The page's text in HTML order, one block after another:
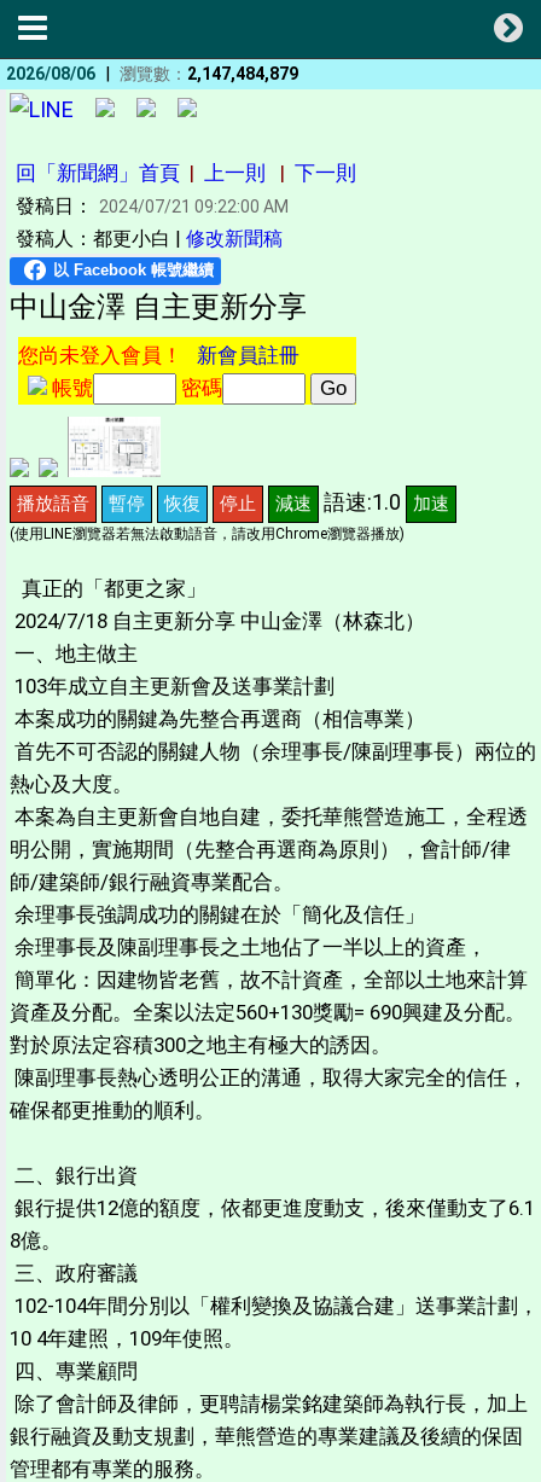
2026/08/06 | 瀏覽數： 2,147,484,879
回「新聞網」首頁 | 上一則 | 下一則
發稿日： 2024/07/21 09:22:00 AM
發稿人：都更小白 | 修改新聞稿
中山金澤 自主更新分享
您尚未登入會員！ 新會員註冊
帳號
密碼
播放語音 暫停 恢復 停止 減速 語速:1.0 加速
(使用LINE瀏覽器若無法啟動語音，請改用Chrome瀏覽器播放)
真正的「都更之家」
2024/7/18 自主更新分享 中山金澤（林森北）
一、地主做主
103年成立自主更新會及送事業計劃
本案成功的關鍵為先整合再選商（相信專業）
首先不可否認的關鍵人物（余理事長/陳副理事長）兩位的
熱心及大度。
本案為自主更新會自地自建，委托華熊營造施工，全程透
明公開，實施期間（先整合再選商為原則），會計師/律
師/建築師/銀行融資專業配合。
余理事長強調成功的關鍵在於「簡化及信任」
余理事長及陳副理事長之土地佔了一半以上的資產，
簡單化：因建物皆老舊，故不計資產，全部以土地來計算
資產及分配。全案以法定560+130獎勵= 690興建及分配。
對於原法定容積300之地主有極大的誘因。
陳副理事長熱心透明公正的溝通，取得大家完全的信任，
確保都更推動的順利。
二、銀行出資
銀行提供12億的額度，依都更進度動支，後來僅動支了6.1
8億。
三、政府審議
102-104年間分別以「權利變換及協議合建」送事業計劃，
10 4年建照，109年使照。
四、專業顧問
除了會計師及律師，更聘請楊棠銘建築師為執行長，加上
銀行融資及動支規劃，華熊營造的專業建議及後續的保固
管理都有專業的服務。